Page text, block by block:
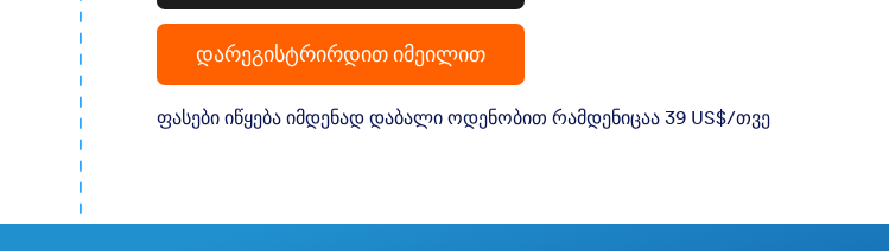
დარეგისტრირდით იმეილით
ფასები იწყება იმდენად დაბალი ოდენობით რამდენიცაა 39 US$/თვე